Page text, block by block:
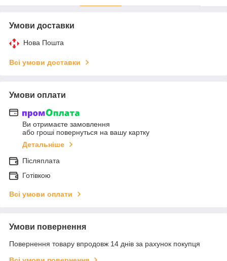
Умови доставки
Нова Пошта
Всі умови доставки
Умови оплати
Ви отримаєте замовлення
або гроші повернуться на вашу картку
Детальніше
Післяплата
Готівкою
Всі умови оплати
Умови повернення
Повернення товару впродовж 14 днів за рахунок покупця